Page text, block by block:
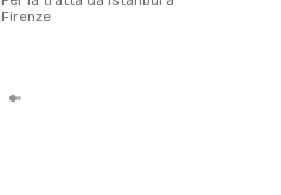
Firenze